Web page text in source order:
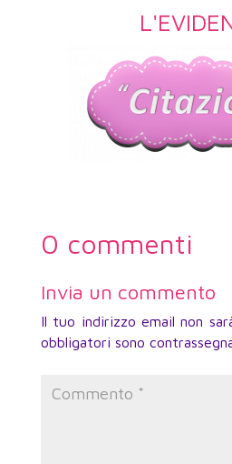
0 commenti
Invia un commento
Il tuo indirizzo email non
obbligatori sono